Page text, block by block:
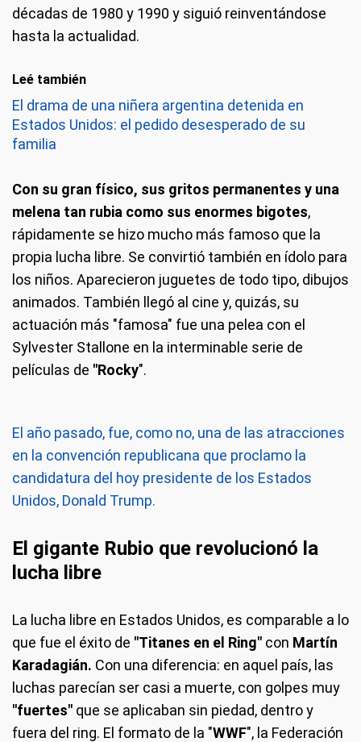
décadas de 1980 y 1990 y siguió reinventándose
hasta la actualidad.
Leé también
El drama de una niñera argentina detenida en
Estados Unidos: el pedido desesperado de su
familia
Con su gran físico, sus gritos permanentes y una
melena tan rubia como sus enormes bigotes,
rápidamente se hizo mucho más famoso que la
propia lucha libre. Se convirtió también en ídolo para
los niños. Aparecieron juguetes de todo tipo, dibujos
animados. También llegó al cine y, quizás, su
actuación más "famosa" fue una pelea con el
Sylvester Stallone en la interminable serie de
películas de "Rocky".
El año pasado, fue, como no, una de las atracciones
en la convención republicana que proclamo la
candidatura del hoy presidente de los Estados
Unidos, Donald Trump.
El gigante Rubio que revolucionó la
lucha libre
La lucha libre en Estados Unidos, es comparable a lo
que fue el éxito de "Titanes en el Ring" con Martín
Karadagián. Con una diferencia: en aquel país, las
luchas parecían ser casi a muerte, con golpes muy
"fuertes" que se aplicaban sin piedad, dentro y
fuera del ring. El formato de la "WWF", la Federación